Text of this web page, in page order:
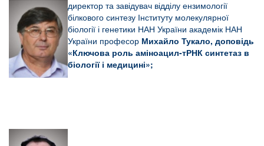
директор та завідувач відділу ензимології
білкового синтезу Інституту молекулярної
біології і генетики НАН України академік НАН
України професор Михайло Тукало, доповідь
«Ключова роль аміноацил-тРНК синтетаз в
біології і медицині»;